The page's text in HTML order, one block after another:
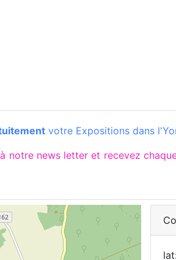
votre Expositions dans
notre news letter et recevez